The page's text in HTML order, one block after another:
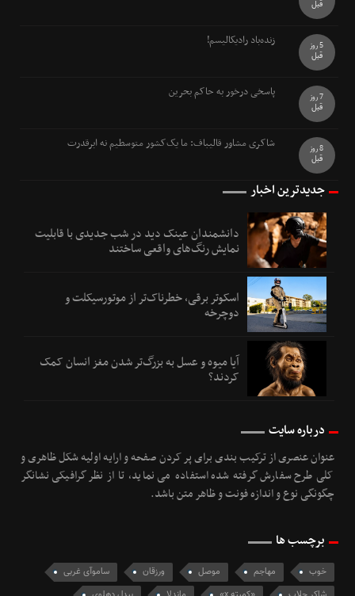
قبل
زنده‌باد رادیکالیسم!
5 روز
قبل
پاسخی درخور به حاکم بحرین
7 روز
قبل
شاکری مشاور قالیباف: ما یک‌کشور متوسطیم نه ابرقدرت
8 روز
قبل
جدیدترین اخبار
دانشمندان عینک دید در شب جدیدی با قابلیت
نمایش رنگ‌های واقعی ساختند
اسکوتر برقی، خطرناک‌تر از موتورسیکلت و
دوچرخه
آیا میوه و عسل به بزرگ‌تر شدن مغز انسان کمک
کردند؟
درباره سایت
عنوان عنصری از ترکیب بندی برای پر کردن صفحه و ارایه اولیه شکل ظاهری و
کلی طرح سفارش گرفته شده استفاده می نماید، تا از نظر گرافیکی نشانگر
چگونگی نوع و اندازه فونت و ظاهر متن باشد.
برچسب ها
خوب مهاجم موصل ورزقان
ساموآی غربی